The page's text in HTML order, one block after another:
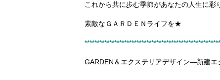
これから共に歩む季節があなたの人生に彩
素敵なＧＡＲＤＥＮライフを★
GARDEN＆エクステリアデザイン―新建